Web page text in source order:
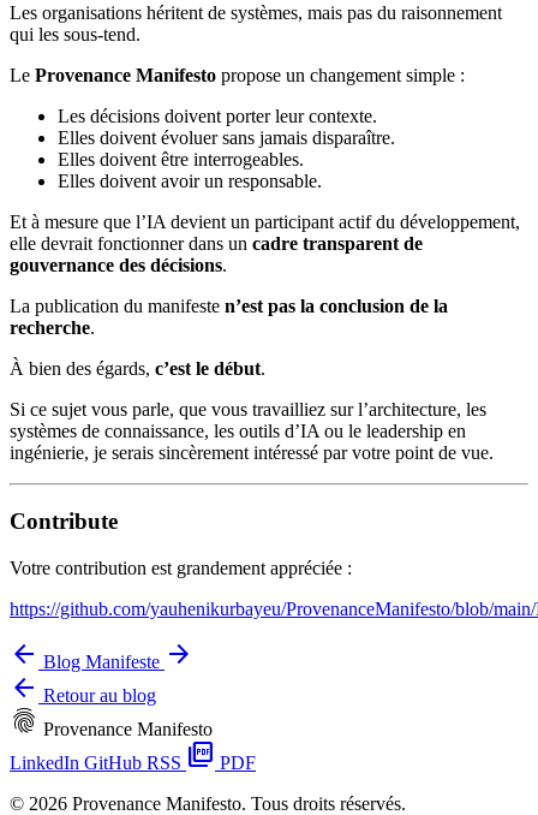
Les organisations héritent de systèmes, mais pas du raisonnement
qui les sous-tend.
Le Provenance Manifesto propose un changement simple :
Les décisions doivent porter leur contexte.
Elles doivent évoluer sans jamais disparaître.
Elles doivent être interrogeables.
Elles doivent avoir un responsable.
Et à mesure que l’IA devient un participant actif du développement,
elle devrait fonctionner dans un cadre transparent de
gouvernance des décisions.
La publication du manifeste n’est pas la conclusion de la
recherche.
À bien des égards, c’est le début.
Si ce sujet vous parle, que vous travailliez sur l’architecture, les
systèmes de connaissance, les outils d’IA ou le leadership en
ingénierie, je serais sincèrement intéressé par votre point de vue.
Contribute
Votre contribution est grandement appréciée :
https://github.com/yauhenikurbayeu/ProvenanceManifesto/blob/
arrow_back Blog Manifeste arrow_forward
arrow_back Retour au blog
fingerprint Provenance Manifesto
LinkedIn GitHub RSS picture_as_pdf PDF
© 2026 Provenance Manifesto. Tous droits réservés.